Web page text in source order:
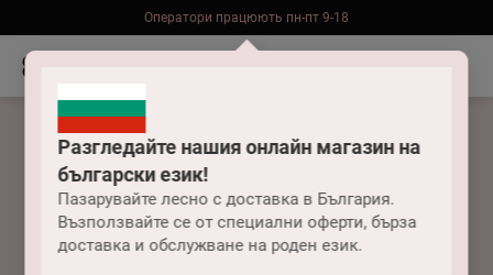
Разгледайте нашия онлайн магазин на
български език!
Пазарувайте лесно с доставка в България.
Възползвайте се от специални оферти, бърза
доставка и обслужване на роден език.
Безкоштовна доставка до складу НП замовлень від 2000 грн
Коригувальні
колготки